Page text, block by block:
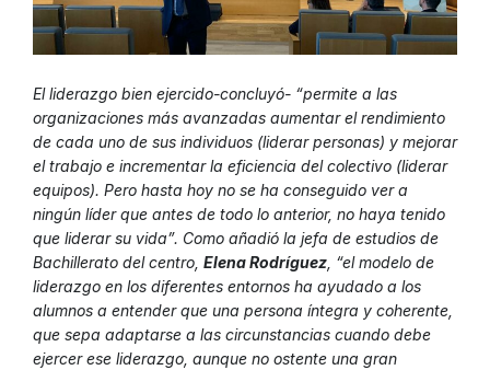
El liderazgo bien ejercido-concluyó- “permite a las
organizaciones más avanzadas aumentar el rendimiento
de cada uno de sus individuos (liderar personas) y mejorar
el trabajo e incrementar la eficiencia del colectivo (liderar
equipos). Pero hasta hoy no se ha conseguido ver a
ningún líder que antes de todo lo anterior, no haya tenido
que liderar su vida”. Como añadió la jefa de estudios de
Bachillerato del centro, Elena Rodríguez , “el modelo de
liderazgo en los diferentes entornos ha ayudado a los
alumnos a entender que una persona íntegra y coherente,
que sepa adaptarse a las circunstancias cuando debe
ejercer ese liderazgo, aunque no ostente una gran